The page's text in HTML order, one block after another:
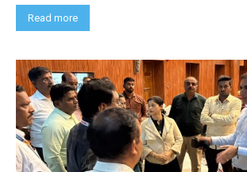
Read more